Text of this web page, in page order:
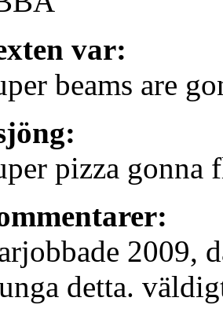
var:
beams are
pizza gonna
2009,
detta.